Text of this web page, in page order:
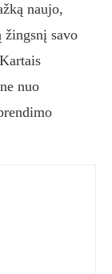
naujo,
žingsnį savo
nuo